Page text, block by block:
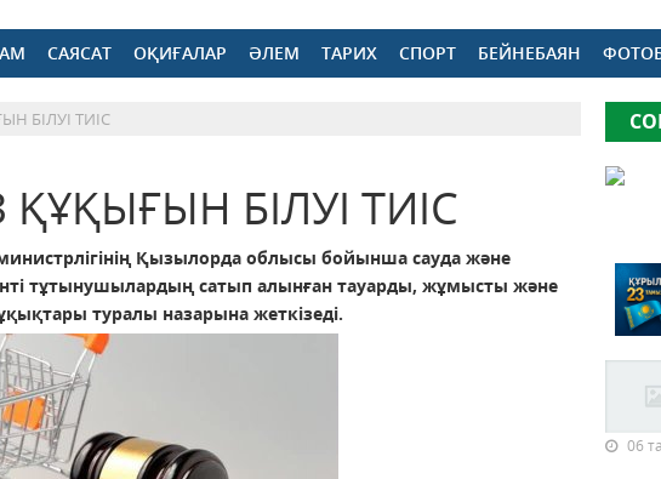
САЯСАТ ОҚИҒАЛАР ӘЛЕМ ТАРИХ СПОРТ БЕЙНЕБАЯН
БІЛУІ ТИІС
БІЛУІ ТИІС
Қызылорда облысы бойынша сауда және
тұтынушылардың сатып алынған тауарды, жұмысты және
туралы назарына жеткізеді.
06